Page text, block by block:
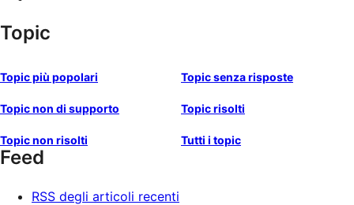
Topic
Topic più popolari Topic senza risposte
Topic non di supporto Topic risolti
Topic non risolti Tutti i topic
Feed
RSS degli articoli recenti